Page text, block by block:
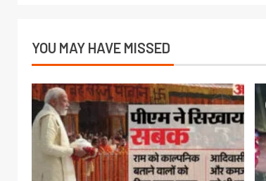
YOU MAY HAVE MISSED